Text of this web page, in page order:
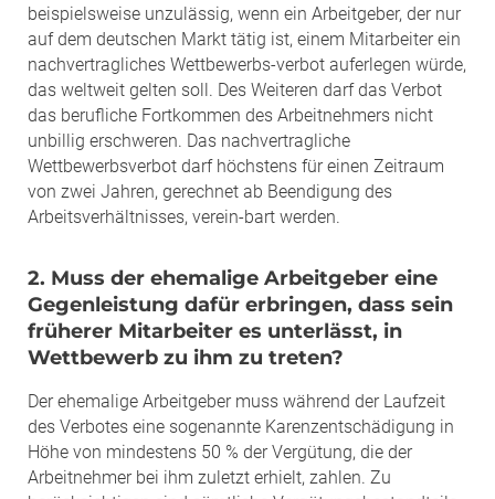
beispielsweise unzulässig, wenn ein Arbeitgeber, der nur
auf dem deutschen Markt tätig ist, einem Mitarbeiter ein
nachvertragliches Wettbewerbs-verbot auferlegen würde,
das weltweit gelten soll. Des Weiteren darf das Verbot
das berufliche Fortkommen des Arbeitnehmers nicht
unbillig erschweren. Das nachvertragliche
Wettbewerbsverbot darf höchstens für einen Zeitraum
von zwei Jahren, gerechnet ab Beendigung des
Arbeitsverhältnisses, verein-bart werden.
2. Muss der ehemalige Arbeitgeber eine
Gegenleistung dafür erbringen, dass sein
früherer Mitarbeiter es unterlässt, in
Wettbewerb zu ihm zu treten?
Der ehemalige Arbeitgeber muss während der Laufzeit
des Verbotes eine sogenannte Karenzentschädigung in
Höhe von mindestens 50 % der Vergütung, die der
Arbeitnehmer bei ihm zuletzt erhielt, zahlen. Zu